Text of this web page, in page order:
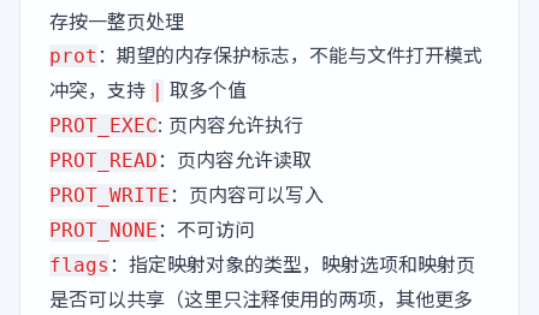
存按一整页处理
prot ：期望的内存保护标志，不能与文件打开模式
冲突，支持 | 取多个值
PROT_EXEC: 页内容允许执行
PROT_READ：页内容允许读取
PROT_WRITE：页内容可以写入
PROT_NONE：不可访问
flags ：指定映射对象的类型，映射选项和映射页
是否可以共享（这里只注释使用的两项，其他更多